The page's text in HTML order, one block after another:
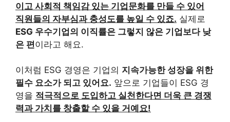
이고 사회적 책임감 있는 기업문화를 만들 수 있어
직원들의 자부심과 충성도를 높일 수 있죠. 실제로
ESG 우수기업의 이직률은 그렇지 않은 기업보다 낮
은 편이라고 해요.
이처럼 ESG 경영은 기업의 지속가능한 성장을 위한
필수 요소가 되고 있어요. 앞으로 기업들이 ESG 경
영을 적극적으로 도입하고 실천한다면 더욱 큰 경쟁
력과 가치를 창출할 수 있을 거예요!